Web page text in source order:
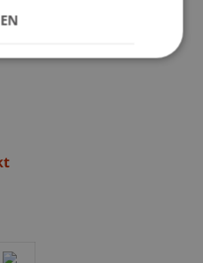
Veranstaltung